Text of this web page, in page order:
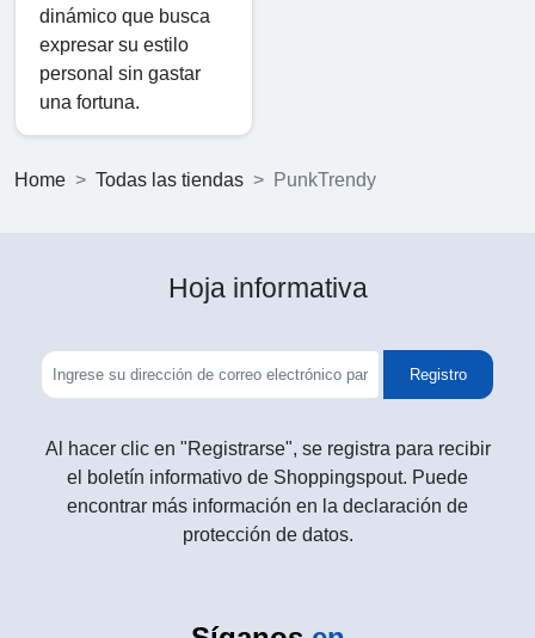
dinámico que busca
expresar su estilo
personal sin gastar
una fortuna.
Home Todas las tiendas PunkTrendy
Hoja informativa
Registro
Al hacer clic en "Registrarse", se registra para recibir
el boletín informativo de Shoppingspout. Puede
encontrar más información en la declaración de
protección de datos.